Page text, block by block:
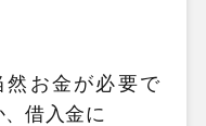
お金が必要で
借入金に